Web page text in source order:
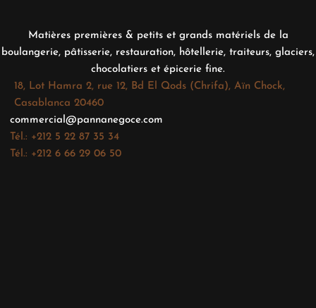
Matières premières & petits et grands matériels de la
boulangerie, pâtisserie, restauration, hôtellerie, traiteurs, glaciers,
chocolatiers et épicerie fine.
18, Lot Hamra 2, rue 12, Bd El Qods (Chrifa), Aïn Chock,
Casablanca 20460
commercial@pannanegoce.com
Tél.: +212 5 22 87 35 34
Tél.: +212 6 66 29 06 50